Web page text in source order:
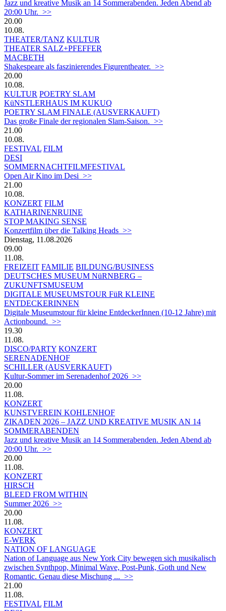
Jazz und kreative Musik an 14 Sommerabenden. Jeden Abend ab
20:00 Uhr. >>
20.00
10.08.
THEATER/TANZ KULTUR
THEATER SALZ+PFEFFER
MACBETH
Shakespeare als faszinierendes Figurentheater. >>
20.00
10.08.
KULTUR POETRY SLAM
KüNSTLERHAUS IM KUKUQ
POETRY SLAM FINALE (AUSVERKAUFT)
Das große Finale der regionalen Slam-Saison. >>
21.00
10.08.
FESTIVAL FILM
DESI
SOMMERNACHTFILMFESTIVAL
Open Air Kino im Desi >>
21.00
10.08.
KONZERT FILM
KATHARINENRUINE
STOP MAKING SENSE
Konzertfilm über die Talking Heads >>
Dienstag, 11.08.2026
09.00
11.08.
FREIZEIT FAMILIE BILDUNG/BUSINESS
DEUTSCHES MUSEUM NüRNBERG –
ZUKUNFTSMUSEUM
DIGITALE MUSEUMSTOUR FüR KLEINE
ENTDECKERINNEN
Digitale Museumstour für kleine EntdeckerInnen (10-12 Jahre) mit
Actionbound. >>
19.30
11.08.
DISCO/PARTY KONZERT
SERENADENHOF
SCHILLER (AUSVERKAUFT)
Kultur-Sommer im Serenadenhof 2026 >>
20.00
11.08.
KONZERT
KUNSTVEREIN KOHLENHOF
ZIKADEN 2026 – JAZZ UND KREATIVE MUSIK AN 14
SOMMERABENDEN
Jazz und kreative Musik an 14 Sommerabenden. Jeden Abend ab
20:00 Uhr. >>
20.00
11.08.
KONZERT
HIRSCH
BLEED FROM WITHIN
Summer 2026 >>
20.00
11.08.
KONZERT
E-WERK
NATION OF LANGUAGE
Nation of Language aus New York City bewegen sich musikalisch
zwischen Synthpop, Minimal Wave, Post-Punk, Goth und New
Romantic. Genau diese Mischung ... >>
21.00
11.08.
FESTIVAL FILM